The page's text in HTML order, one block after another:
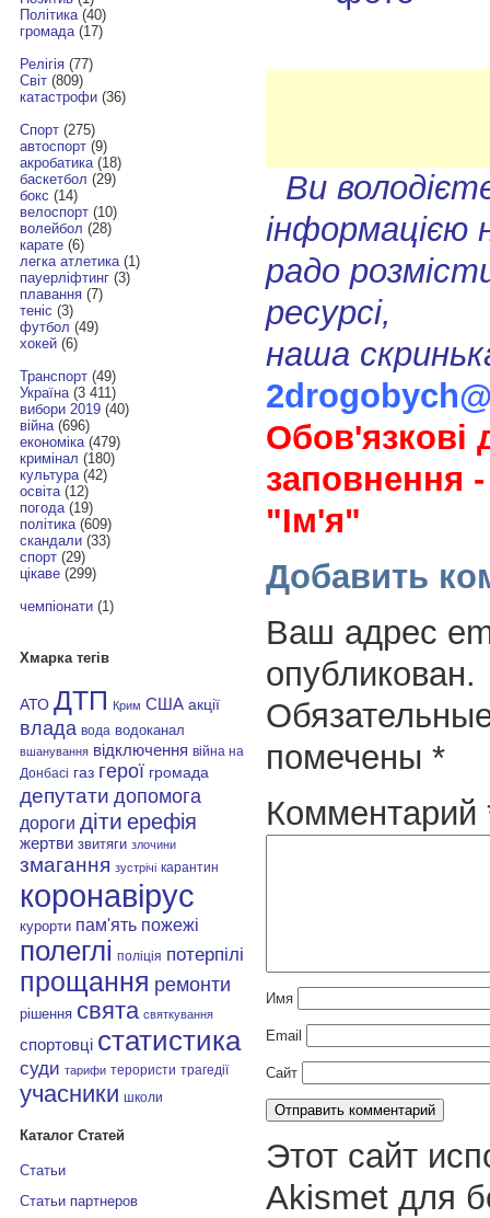
Політика(40)
громада(17)
Релігія(77)
Світ(809)
катастрофи(36)
Спорт(275)
автоспорт(9)
акробатика(18)
баскетбол (29)
бокс (14)
велоспорт(10)
волейбол (28)
карате(6)
легка атлетика(1)
пауерліфтинг(3)
плавання(7)
теніс (3)
футбол (49)
хокей(6)
Транспорт(49)
Україна(3 411)
вибори 2019(40)
війна(696)
економіка(479)
кримінал (180)
культура(42)
освіта(12)
погода(19)
політика(609)
скандали(33)
спорт(29)
цікаве(299)
чемпіонати(1)
Хмарка тегів
АТО ДТП Крим США акції
влада вода водоканал
вшанування відключення війна на
Донбасі газ герої громада
депутати допомога
дороги діти ерефія
жертви звитяги злочини
змагання зустрічі карантин
коронавірус
курорти пам'ять пожежі
полеглі поліція потерпілі
прощання ремонти
рішення свята святкування
спортовці статистика
суди тарифи терористи трагедії
учасники школи
Каталог Статей
Статьи
Статьи партнеров
Ви
інформацією
радо
ресурсі,
наша
Обов'язкові
заповнення
"Ім'я"
Добавить
Ваш адрес
опубликован.
помечены *
Комментарий
Имя
Email
Сайт
Этот сайт
Akismet для